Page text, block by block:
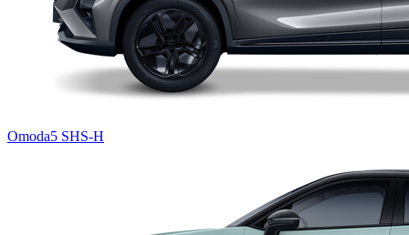
Omoda5 SHS-H